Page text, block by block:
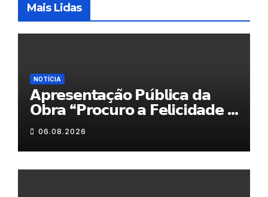
Mais Lidas
NOTÍCIA
𝗔𝗽𝗿𝗲𝘀𝗲𝗻𝘁𝗮𝗰̧𝗮̃𝗼 𝗣𝘂́𝗯𝗹𝗶𝗰𝗮 𝗱𝗮
𝗢𝗯𝗿𝗮 “𝗣𝗿𝗼𝗰𝘂𝗿𝗼 𝗮 𝗙𝗲𝗹𝗶𝗰𝗶𝗱𝗮𝗱𝗲 𝗲
𝗲𝗹𝗮 𝗺𝗼𝗿𝗮 𝗰𝗼𝗺𝗶𝗴𝗼”
06.08.2026